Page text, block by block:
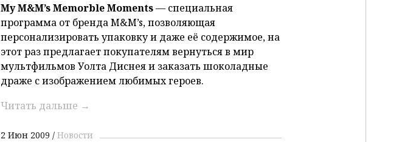
My M&M’s Memorble Moments— специальная
программа от бренда M&M’s, позволяющая
персонализировать упаковку и даже её содержимое, на
этот раз предлагает покупателям вернуться в мир
мультфильмов Уолта Диснея и заказать шоколадные
драже с изображением любимых героев.
Читать дальше →
2 Июн 2009 Новости